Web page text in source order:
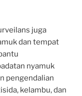
juga
dan tempat
nyamuk
pengendalian
kelambu, dan